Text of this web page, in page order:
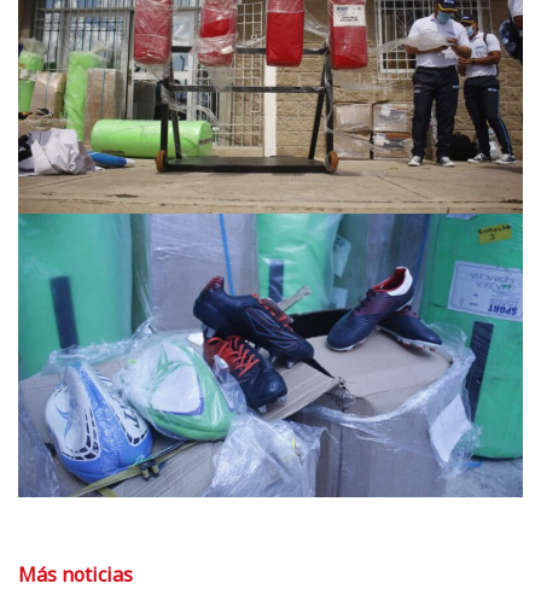
Más noticias